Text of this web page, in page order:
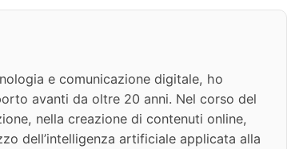
e comunicazione digitale, ho
avanti da oltre 20 anni. Nel corso del
nella creazione di contenuti online,
dell’intelligenza artificiale applicata alla